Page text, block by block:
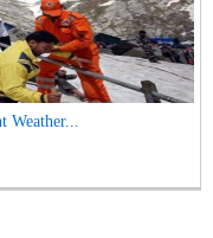
Weather...